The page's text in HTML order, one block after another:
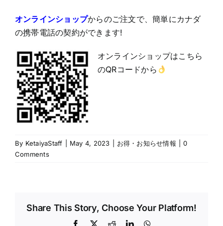
オンラインショップからのご注文で、簡単にカナダ
の携帯電話の契約ができます!
オンラインショップはこちら
のQRコードから
By KetaiyaStaff May 4, 2023 お得・お知らせ情報
0
Comments
Share This Story, Choose Your Platform!
Facebook
X RedditLinkedIn